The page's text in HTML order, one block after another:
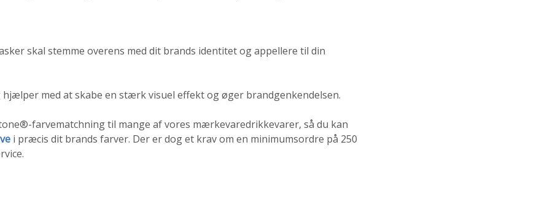
skal stemme overens med dit brands identitet og appellere til din
med at skabe en stærk visuel effekt og øger brandgenkendelsen.
farvematchning til mange af vores mærkevaredrikkevarer, så du kan
i præcis dit brands farver. Der er dog et krav om en minimumsordre på 250